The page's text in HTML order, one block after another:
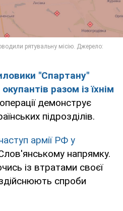
"Спартану"
разом із їхнім
демонструє
підрозділів.
армії РФ у
напрямку.
із втратами своєї
спроби